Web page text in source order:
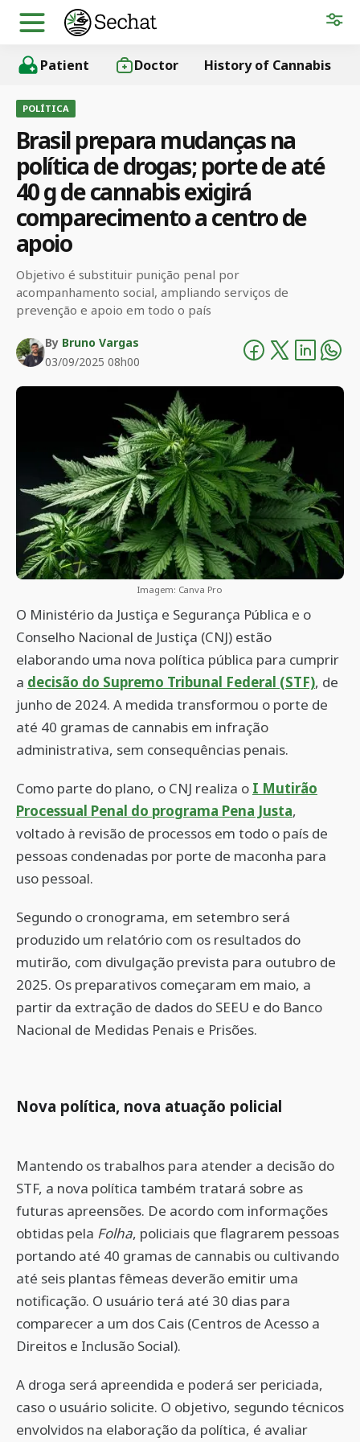
Patient Doctor History of Cannabis
POLÍTICA
Brasil prepara mudanças na
política de drogas; porte de até
40 g de cannabis exigirá
comparecimento a centro de
apoio
Objetivo é substituir punição penal por
acompanhamento social, ampliando serviços de
prevenção e apoio em todo o país
By Bruno Vargas
03/09/2025 08h00
Imagem: Canva Pro
O Ministério da Justiça e Segurança Pública e o
Conselho Nacional de Justiça (CNJ) estão
elaborando uma nova política pública para cumprir
a decisão do Supremo Tribunal Federal (STF), de
junho de 2024. A medida transformou o porte de
até 40 gramas de cannabis em infração
administrativa, sem consequências penais.
Como parte do plano, o CNJ realiza o I Mutirão
Processual Penal do programa Pena Justa,
voltado à revisão de processos em todo o país de
pessoas condenadas por porte de maconha para
uso pessoal.
Segundo o cronograma, em setembro será
produzido um relatório com os resultados do
mutirão, com divulgação prevista para outubro de
2025. Os preparativos começaram em maio, a
partir da extração de dados do SEEU e do Banco
Nacional de Medidas Penais e Prisões.
Nova política, nova atuação policial
Mantendo os trabalhos para atender a decisão do
STF, a nova política também tratará sobre as
futuras apreensões. De acordo com informações
obtidas pela Folha, policiais que flagrarem pessoas
portando até 40 gramas de cannabis ou cultivando
até seis plantas fêmeas deverão emitir uma
notificação. O usuário terá até 30 dias para
comparecer a um dos Cais (Centros de Acesso a
Direitos e Inclusão Social).
A droga será apreendida e poderá ser periciada,
caso o usuário solicite. O objetivo, segundo técnicos
envolvidos na elaboração da política, é avaliar